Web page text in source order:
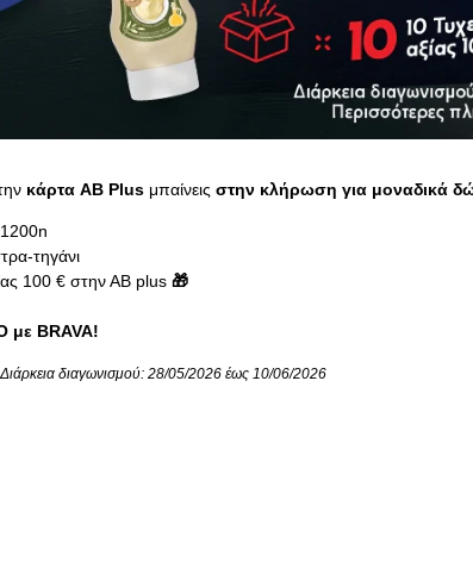
κάρτα AB Plus μπαίνεις στην κλήρωση για μοναδικά
τηγάνι
100 € στην ΑΒ plus 🎁
BRAVA!
διαγωνισμού: 28/05/2026 έως 10/06/2026